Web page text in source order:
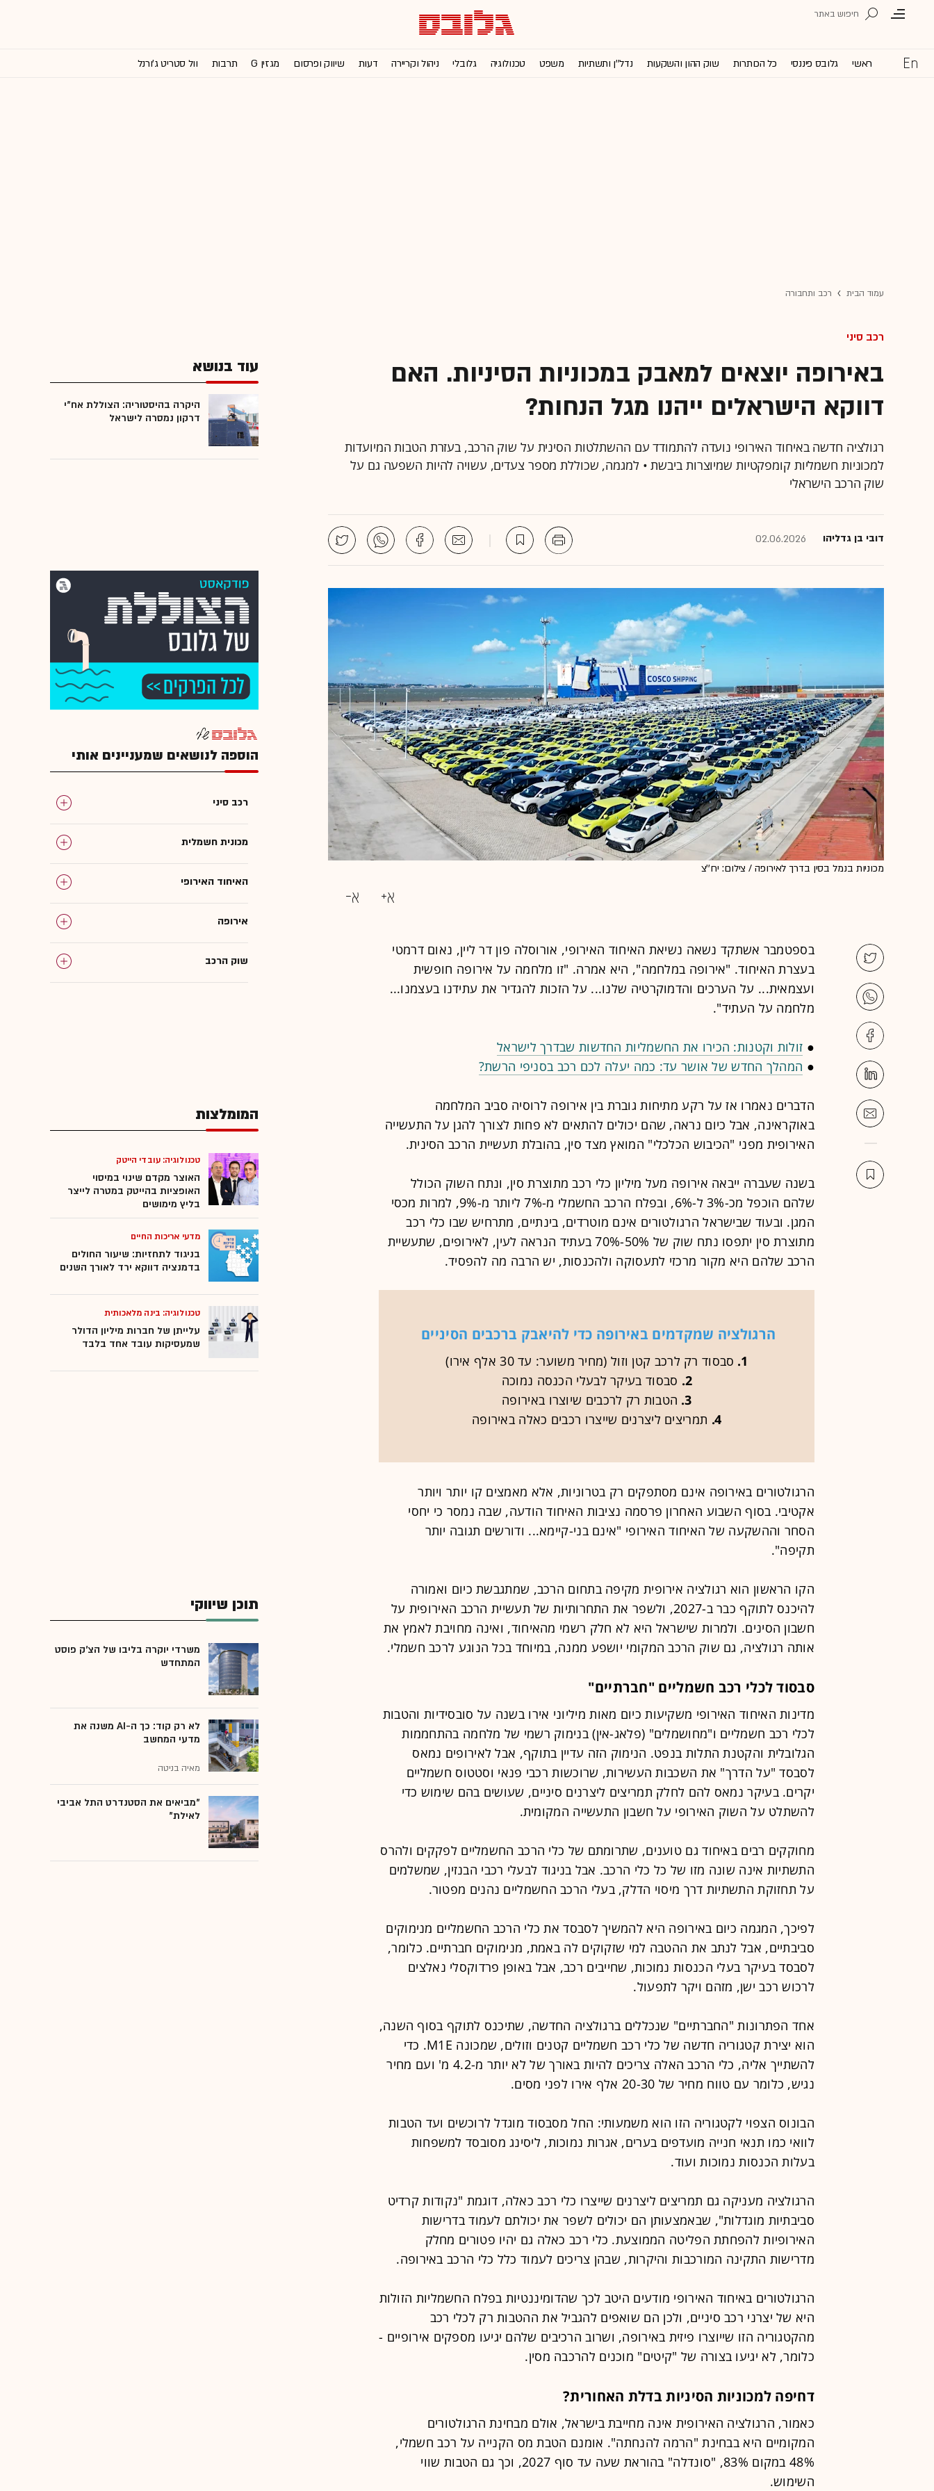
ראשי גלובס פיננסי כל הכותרות שוק ההון והשקעות נדל''ן ותשתיות משפט טכנולוגיה גלובלי ניהול וקריירה דעות שיווק ופרסום מגזין G תרבות וול סטריט ג'ורנל
עמוד הבית רכב ותחבורה
רכב סיני
באירופה יוצאים למאבק במכוניות הסיניות. האם
דווקא הישראלים ייהנו מגל הנחות?
רגולציה חדשה באיחוד האירופי נועדה להתמודד עם ההשתלטות הסינית על שוק הרכב, בעזרת הטבות המיועדות
למכוניות חשמליות קומפקטיות שמיוצרות ביבשת • למגמה, שכוללת מספר צעדים, עשויה להיות השפעה גם על
שוק הרכב הישראלי
דובי בן גדליהו 02.06.2026
מכוניות בנמל בסין בדרך לאירופה / צילום: יח''צ
בספטמבר אשתקד נשאה נשיאת האיחוד האירופי, אורוסלה פון דר ליין, נאום דרמטי
בעצרת האיחוד. "אירופה במלחמה", היא אמרה. "זו מלחמה על אירופה חופשית
ועצמאית... על הערכים והדמוקרטיה שלנו... על הזכות להגדיר את עתידנו בעצמנו...
מלחמה על העתיד".
● זולות וקטנות: הכירו את החשמליות החדשות שבדרך לישראל
● המהלך החדש של אושר עד: כמה יעלה לכם רכב בסניפי הרשת?
הדברים נאמרו אז על רקע מתיחות גוברת בין אירופה לרוסיה סביב המלחמה
באוקראינה, אבל כיום נראה, שהם יכולים להתאים לא פחות לצורך להגן על התעשייה
האירופית מפני "הכיבוש הכלכלי" המואץ מצד סין, בהובלת תעשיית הרכב הסינית.
בשנה שעברה ייבאה אירופה מעל מיליון כלי רכב מתוצרת סין, ונתח השוק הכולל
שלהם הוכפל מכ-3% ל-6%, ובפלח הרכב החשמלי מ-7% ליותר מ-9%, למרות מכסי
המגן. ובעוד שבישראל הרגולטורים אינם מוטרדים, בינתיים, מתרחיש שבו כלי רכב
מתוצרת סין יתפסו נתח שוק של 50%-70% בעתיד הנראה לעין, לאירופים, שתעשיית
הרכב שלהם היא מקור מרכזי לתעסוקה ולהכנסות, יש הרבה מה להפסיד.
הרגולציה שמקדמים באירופה כדי להיאבק ברכבים הסיניים
1. סבסוד רק לרכב קטן וזול (מחיר משוער: עד 30 אלף אירו)
2. סבסוד בעיקר לבעלי הכנסה נמוכה
3. הטבות רק לרכבים שיוצרו באירופה
4. תמריצים ליצרנים שייצרו רכבים כאלה באירופה
הרגולטורים באירופה אינם מסתפקים רק בטרוניות, אלא מאמצים קו יותר ויותר
אקטיבי. בסוף השבוע האחרון פרסמה נציבות האיחוד הודעה, שבה נמסר כי יחסי
הסחר וההשקעה של האיחוד האירופי "אינם בני-קיימא... ודורשים תגובה יותר
תקיפה".
הקו הראשון הוא רגולציה אירופית מקיפה בתחום הרכב, שמתגבשת כיום ואמורה
להיכנס לתוקף כבר ב-2027, ולשפר את התחרותיות של תעשיית הרכב האירופית על
חשבון הסינים. ולמרות שישראל היא לא חלק רשמי מהאיחוד, ואינה מחויבת לאמץ את
אותה רגולציה, גם שוק הרכב המקומי יושפע ממנה, במיוחד בכל הנוגע לרכב חשמלי.
סבסוד לכלי רכב חשמליים "חברתיים"
מדינות האיחוד האירופי משקיעות כיום מאות מיליוני אירו בשנה על סובסידיות והטבות
לכלי רכב חשמליים ו"מחושמלים" (פלאג-אין) בנימוק רשמי של מלחמה בהתחממות
הגלובלית והקטנת התלות בנפט. הנימוק הזה עדיין בתוקף, אבל לאירופים נמאס
לסבסד "על הדרך" את השכבות העשירות, שרוכשות רכבי פנאי וסטטוס חשמליים
יקרים. בעיקר נמאס להם לחלק תמריצים ליצרנים סיניים, שעושים בהם שימוש כדי
להשתלט על השוק האירופי על חשבון התעשייה המקומית.
מחוקקים רבים באיחוד גם טוענים, שתרומתם של כלי הרכב החשמליים לפקקים ולהרס
התשתיות אינה שונה מזו של כל כלי הרכב. אבל בניגוד לבעלי רכבי הבנזין, שמשלמים
על תחזוקת התשתיות דרך מיסוי הדלק, בעלי הרכב החשמליים נהנים מפטור.
לפיכך, המגמה כיום באירופה היא להמשיך לסבסד את כלי הרכב החשמליים מנימוקים
סביבתיים, אבל לנתב את ההטבה למי שזקוקים לה באמת, מנימוקים חברתיים. כלומר,
לסבסד בעיקר בעלי הכנסות נמוכות, שחייבים רכב, אבל באופן פרדוקסלי נאלצים
לרכוש רכב ישן, מזהם ויקר לתפעול.
אחד הפתרונות "החברתיים" שנכללים ברגולציה החדשה, שתיכנס לתוקף בסוף השנה,
הוא יצירת קטגוריה חדשה של כלי רכב חשמליים קטנים וזולים, שמכונה M1E. כדי
להשתייך אליה, כלי הרכב האלה צריכים להיות באורך של לא יותר מ-4.2 מ' ועם מחיר
נגיש, כלומר עם טווח מחיר של 20-30 אלף אירו לפני מסים.
הבונוס הצפוי לקטגוריה הזו הוא משמעותי: החל מסבסוד מוגדל לרוכשים ועד הטבות
לוואי כמו תנאי חנייה מועדפים בערים, אגרות נמוכות, ליסינג מסובסד למשפחות
בעלות הכנסות נמוכות ועוד.
הרגולציה מעניקה גם תמריצים ליצרנים שייצרו כלי רכב כאלה, דוגמת "נקודות קרדיט
סביבתיות מוגדלות", שבאמצעותן הם יכולים לשפר את יכולתם לעמוד בדרישות
האירופיות להפחתת הפליטה הממוצעת. כלי רכב כאלה גם יהיו פטורים מחלק
מדרישות התקינה המורכבות והיקרות, שבהן צריכים לעמוד כלל כלי הרכב באירופה.
הרגולטורים באיחוד האירופי מודעים היטב לכך שהדומיננטיות בפלח החשמליות הזולות
היא של יצרני רכב סיניים, ולכן הם שואפים להגביל את ההטבות רק לכלי רכב
מהקטגוריה הזו שייוצרו פיזית באירופה, ושרוב הרכיבים שלהם יגיעו מספקים אירופיים -
כלומר, לא יגיעו בצורה של "קיטים" מוכנים להרכבה מסין.
דחיפה למכוניות הסיניות בדלת האחורית?
כאמור, הרגולציה האירופית אינה מחייבת בישראל, אולם מבחינת הרגולטורים
המקומיים היא בבחינת "הרמה להנחתה". אומנם הטבת מס הקנייה על רכב חשמלי,
48% במקום 83%, "סונדלה" בהוראת שעה עד סוף 2027, וכך גם הטבות שווי
השימוש.
עוד בנושא
היקרה בהיסטוריה: הצוללת אח"י
דרקון נמסרה לישראל
הוספה לנושאים שמעניינים אותי
רכב סיני
מכונית חשמלית
האיחוד האירופי
אירופה
שוק הרכב
המומלצות
טכנולוגיה: עובדי הייטק
האוצר מקדם שינוי במיסוי
האופציות בהייטק במטרה לייצר
בליץ מימושים
מדעי אריכות החיים
בניגוד לתחזיות: שיעור החולים
בדמנציה דווקא ירד לאורך השנים
טכנולוגיה: בינה מלאכותית
עלייתן של חברות מיליון הדולר
שמעסיקות עובד אחד בלבד
תוכן שיווקי
משרדי יוקרה בליבו של הצ'ק פוסט
המתחדש
לא רק קוד: כך ה-AI משנה את
מדעי המחשב
מאיה בניטה
"מביאים את הסטנדרט התל אביבי
לאילת"